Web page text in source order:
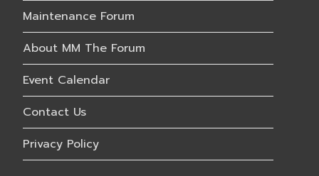
Maintenance Forum
About MM The Forum
Event Calendar
Contact Us
Privacy Policy